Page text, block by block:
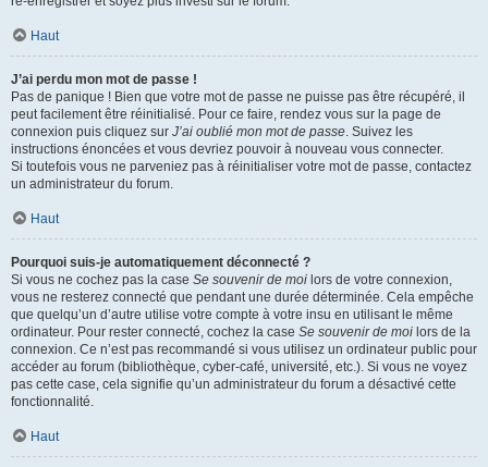
Haut
J’ai perdu mon mot de passe !
Pas de panique ! Bien que votre mot de passe ne puisse pas être récupéré, il
peut facilement être réinitialisé. Pour ce faire, rendez vous sur la page de
connexion puis cliquez sur J’ai oublié mon mot de passe. Suivez les
instructions énoncées et vous devriez pouvoir à nouveau vous connecter.
Si toutefois vous ne parveniez pas à réinitialiser votre mot de passe, contactez
un administrateur du forum.
Haut
Pourquoi suis-je automatiquement déconnecté ?
Si vous ne cochez pas la case Se souvenir de moi lors de votre connexion,
vous ne resterez connecté que pendant une durée déterminée. Cela empêche
que quelqu’un d’autre utilise votre compte à votre insu en utilisant le même
ordinateur. Pour rester connecté, cochez la case Se souvenir de moi lors de la
connexion. Ce n’est pas recommandé si vous utilisez un ordinateur public pour
accéder au forum (bibliothèque, cyber-café, université, etc.). Si vous ne voyez
pas cette case, cela signifie qu’un administrateur du forum a désactivé cette
fonctionnalité.
Haut